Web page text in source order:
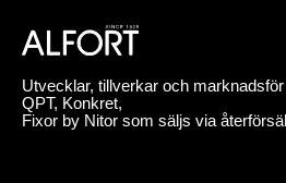
Utvecklar, tillverkar och
QPT, Konkret,
Fixor by Nitor som säljs via